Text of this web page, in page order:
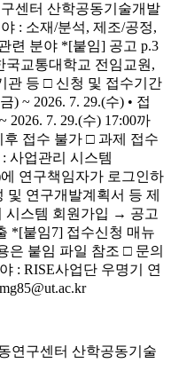
센터 산학공동기술개발
: 소재/분석, 제조/공정,
련 분야 *[붙임] 공고 p.3
국교통대학교 전임교원,
관 등 □ 신청 및 접수기간
) ~ 2026. 7. 29.(수) • 접
2026. 7. 29.(수) 17:00까
접수 불가 □ 과제 접수
사업관리 시스템
에 연구책임자가 로그인하
및 연구개발계획서 등 제
시스템 회원가입 → 공고
*[붙임7] 접수신청 매뉴
은 붙임 파일 참조 □ 문의
: RISE사업단 우명기 연
연구센터 산학공동기술